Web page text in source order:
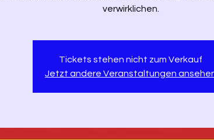
verwirklichen.
Tickets stehen nicht zum Verkauf
Jetzt andere Veranstaltungen